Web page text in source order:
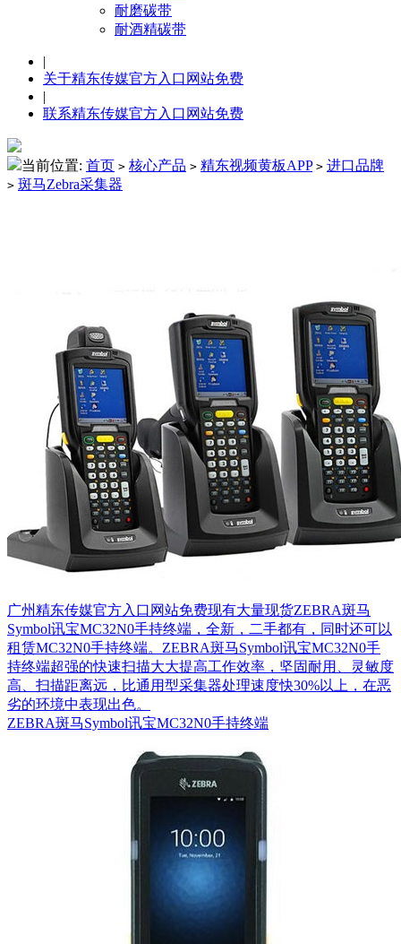
耐磨碳带
耐酒精碳带
|
关于精东传媒官方入口网站免费
|
联系精东传媒官方入口网站免费
当前位置: 首页 > 核心产品 > 精东视频黄板APP > 进口品牌
> 斑马Zebra采集器
广州精东传媒官方入口网站免费现有大量现货ZEBRA斑马
Symbol讯宝MC32N0手持终端，全新，二手都有，同时还可以
租赁MC32N0手持终端。ZEBRA斑马Symbol讯宝MC32N0手
持终端超强的快速扫描大大提高工作效率，坚固耐用、灵敏度
高、扫描距离远，比通用型采集器处理速度快30%以上，在恶
劣的环境中表现出色。
ZEBRA斑马Symbol讯宝MC32N0手持终端